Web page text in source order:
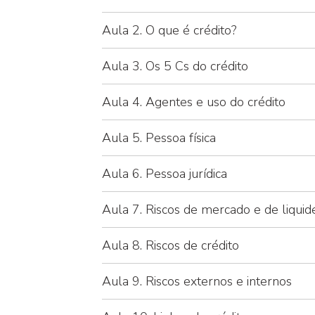
Aula 2. O que é crédito?
Aula 3. Os 5 Cs do crédito
Aula 4. Agentes e uso do crédito
Aula 5. Pessoa física
Aula 6. Pessoa jurídica
Aula 7. Riscos de mercado e de
Aula 8. Riscos de crédito
Aula 9. Riscos externos e internos